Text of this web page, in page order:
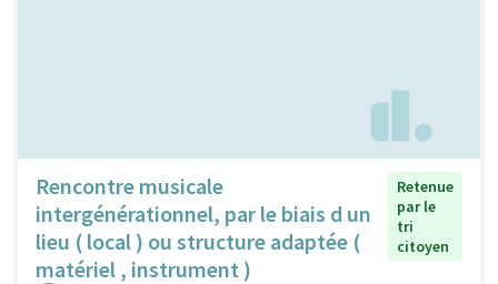
Rencontre musicale
intergénérationnel, par le biais d un
lieu ( local ) ou structure adaptée (
matériel , instrument )
Retenue
par le
tri
citoyen